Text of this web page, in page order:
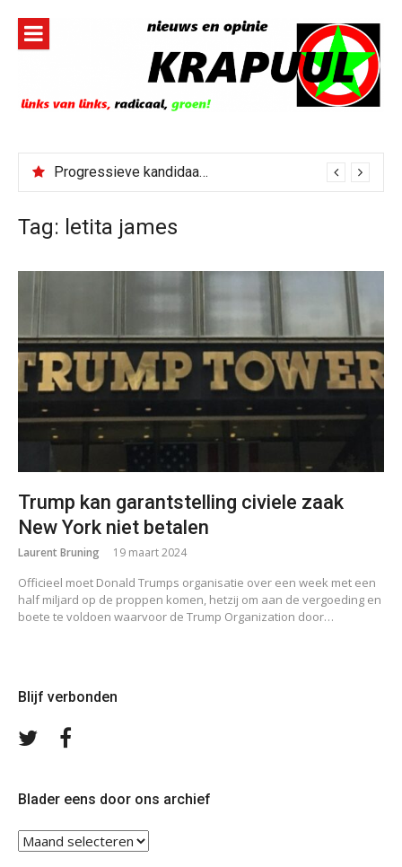
inhoud
Progressieve kandidaat El-Sayed senaatskandidaat Michigan
Tag: letita james
Trump kan garantstelling civiele zaak
New York niet betalen
Laurent Bruning 19 maart 2024
Officieel moet Donald Trumps organisatie over een week met een
half miljard op de proppen komen, hetzij om aan de vergoeding en
boete te voldoen waarvoor de Trump Organization door…
Blijf verbonden
Volg
Blader eens door ons archief
Blader
eens